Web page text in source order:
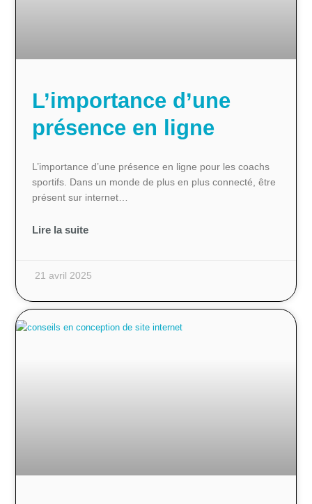
L’importance d’une
présence en ligne
L’importance d’une présence en ligne pour les coachs
sportifs. Dans un monde de plus en plus connecté, être
présent sur internet…
Lire la suite
21 avril 2025